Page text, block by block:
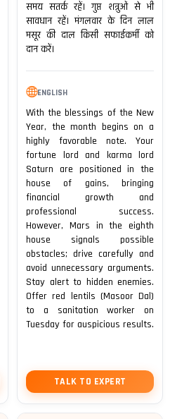
समय सतर्क रहें। गुप्त शत्रुओं से भी
सावधान रहें। मंगलवार के दिन लाल
मसूर की दाल किसी सफाईकर्मी को
दान करें।
ENGLISH
With the blessings of the New
Year, the month begins on a
highly favorable note. Your
fortune lord and karma lord
Saturn are positioned in the
house of gains, bringing
financial growth and
professional success.
However, Mars in the eighth
house signals possible
obstacles; drive carefully and
avoid unnecessary arguments.
Stay alert to hidden enemies.
Offer red lentils (Masoor Dal)
to a sanitation worker on
Tuesday for auspicious results.
TALK TO EXPERT